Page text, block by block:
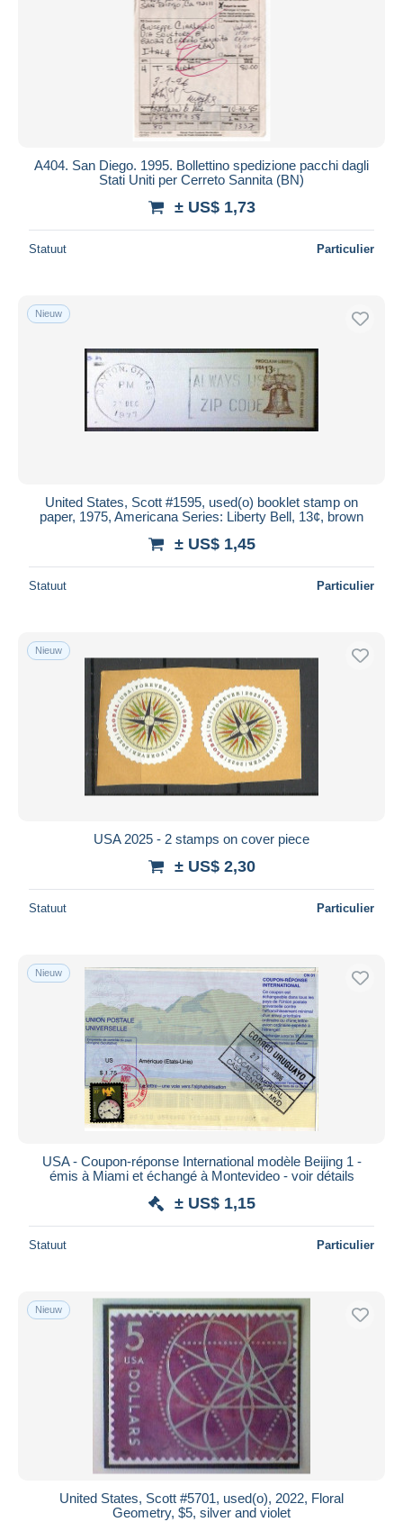
A404. San Diego. 1995. Bollettino spedizione pacchi dagli
Stati Uniti per Cerreto Sannita (BN)
± US$ 1,73
Statuut Particulier
Nieuw
United States, Scott #1595, used(o) booklet stamp on
paper, 1975, Americana Series: Liberty Bell, 13¢, brown
± US$ 1,45
Statuut Particulier
Nieuw
USA 2025 - 2 stamps on cover piece
± US$ 2,30
Statuut Particulier
Nieuw
USA - Coupon-réponse International modèle Beijing 1 -
émis à Miami et échangé à Montevideo - voir détails
± US$ 1,15
Statuut Particulier
Nieuw
United States, Scott #5701, used(o), 2022, Floral
Geometry, $5, silver and violet